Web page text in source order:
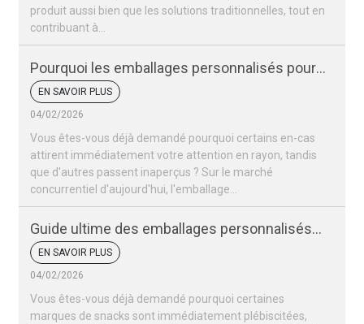
produit aussi bien que les solutions traditionnelles, tout en
contribuant à...
Pourquoi les emballages personnalisés pour
vos snacks sont-ils si importants pour votre
marque ?
EN SAVOIR PLUS
04/02/2026
Vous êtes-vous déjà demandé pourquoi certains en-cas
attirent immédiatement votre attention en rayon, tandis
que d'autres passent inaperçus ? Sur le marché
concurrentiel d'aujourd'hui, l'emballage…
Guide ultime des emballages personnalisés
pour snacks
EN SAVOIR PLUS
04/02/2026
Vous êtes-vous déjà demandé pourquoi certaines
marques de snacks sont immédiatement plébiscitées,